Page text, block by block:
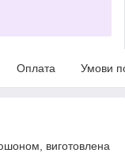
Оплата Умови
виготовлена